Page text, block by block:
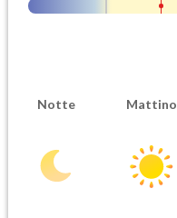
Notte Mattino